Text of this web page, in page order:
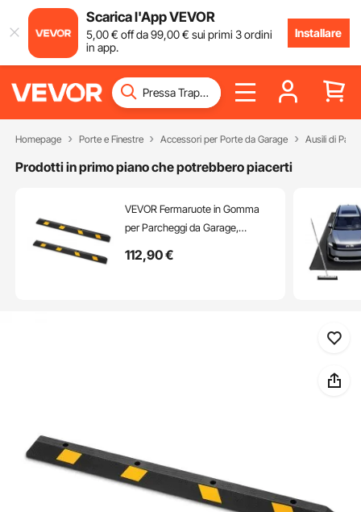
Scarica l'App VEVOR
5,00€ off da99,00€ sui primi 3 ordini
in app.
Installare
Homepage Porte e Finestre Accessori per Porte da Garage Ausili di
Prodotti in primo piano che potrebbero piacerti
VEVOR Fermaruote in Gomma
per Parcheggi da Garage,
Limitatore di Parcheggio con
112,90€